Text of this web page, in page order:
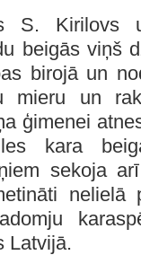
S. Kirilovs
beigās viņš
birojā un
mieru un
ģimenei
kara
sekoja
nelielā
Latvijā.